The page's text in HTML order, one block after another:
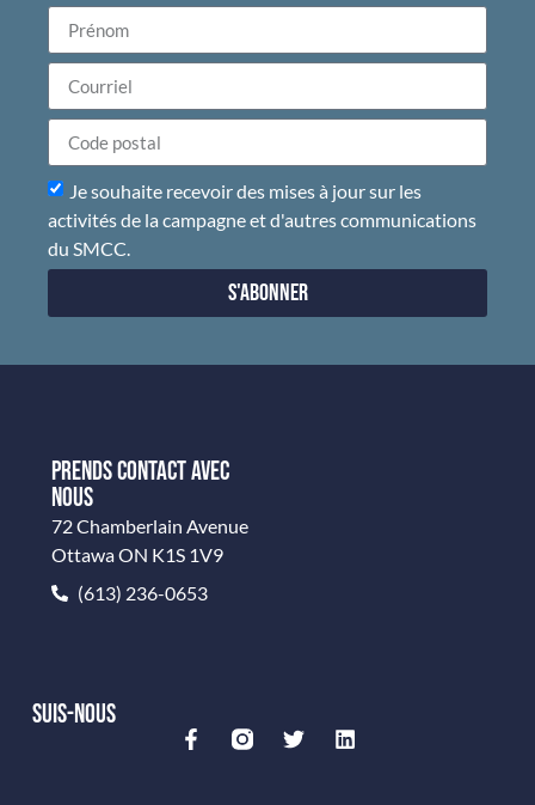
Je souhaite recevoir des mises à jour sur les
activités de la campagne et d'autres communications
du SMCC.
S'abonner
PRENDS CONTACT AVEC
NOUS
72 Chamberlain Avenue
Ottawa ON K1S 1V9
(613) 236-0653
SUIS-NOUS